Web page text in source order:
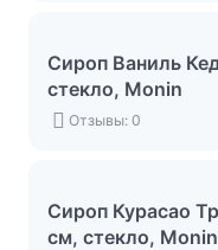
Сироп Ваниль
стекло, Monin
Отзывы: 0
Сироп Курасао
см, стекло, Monin